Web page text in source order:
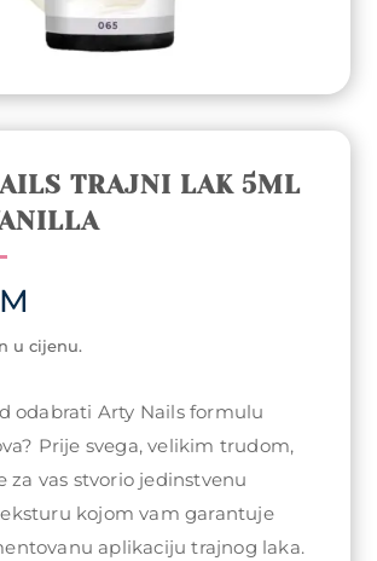
TRAJNI LAK 5ML
u cijenu.
odabrati Arty Nails formulu
Prije svega, velikim trudom,
za vas stvorio jedinstvenu
kojom vam garantuje
aplikaciju trajnog laka.